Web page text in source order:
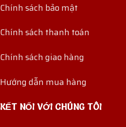
Chính sách bảo mật
Chính sách thanh toán
Chính sách giao hàng
Hướng dẫn mua hàng
KẾT NỐI VỚI CHÚNG TÔI